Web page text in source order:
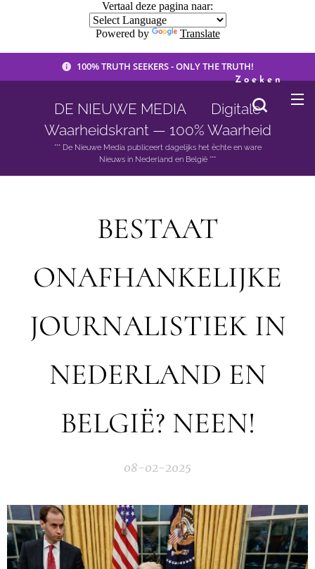
Vertaal deze pagina naar:
Powered by Translate
100% TRUTH SEEKERS - ONLY THE TRUTH!
DE NIEUWE MEDIA 🟣 Digitale
Waarheidskrant — 100% Waarheid
*** De Nieuwe Media publiceert dagelijks het èchte en ware
Nieuws in Nederland en België ***
Zoeken
BESTAAT
ONAFHANKELIJKE
JOURNALISTIEK IN
NEDERLAND EN
BELGIË? NEEN!
08-02-2025